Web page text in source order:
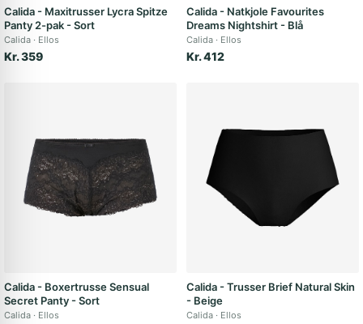
Calida - Maxitrusser Lycra Spitze
Panty 2-pak - Sort
Calida Ellos
Kr. 359
Calida - Natkjole Favourites
Dreams Nightshirt - Blå
Calida Ellos
Kr. 412
Calida - Boxertrusse Sensual
Secret Panty - Sort
Calida Ellos
Calida - Trusser Brief Natural Skin
- Beige
Calida Ellos